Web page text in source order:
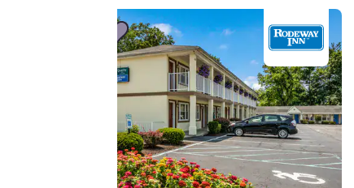
privacy è
importante
Il nostro sito utilizza
cookie, anche di terze
parti, per finalità
analitiche e per
offrirti un'esperienza